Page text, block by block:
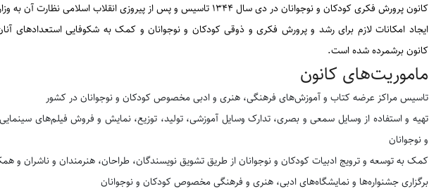
کانون پرورش فکری کودکان و نوجوانان در دی سال ۱۳۴۴ تاسیس و پس از پیروزی انقلاب اسلامی نظارت آن به وزارت آموزش و پرورش سپرده شد.
ایجاد امکانات لازم برای رشد و پرورش فکری و ذوقی کودکان و نوجوانان و کمک به شکوفایی استعدادهای
کانون برشمرده شده است.
ماموریت‌های کانون
تاسیس مراکز عرضه کتاب و آموزش‌های فرهنگی، هنری و ادبی مخصوص کودکان و نوجوانان در کشور
تهیه و استفاده از وسایل سمعی و بصری، تدارک وسایل آموزشی، تولید، توزیع، نمایش و فروش فیلم‌های
و نوجوانان
کمک به توسعه و ترویج ادبیات کودکان و نوجوانان از طریق تشویق نویسندگان، طراحان، هنرمندان و ناشران و
برگزاری جشنواره‌ها و نمایشگاه‌های ادبی، هنری و فرهنگی مخصوص کودکان و نوجوانان